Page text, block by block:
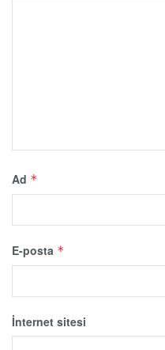
Ad *
E-posta *
İnternet sitesi